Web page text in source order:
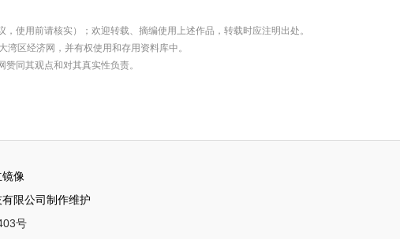
使用前请核实）；欢迎转载、摘编使用上述作品，转载时应注明出处。
区经济网，并有权使用和存用资料库中。
同其观点和对其真实性负责。
像
限公司制作维护
号